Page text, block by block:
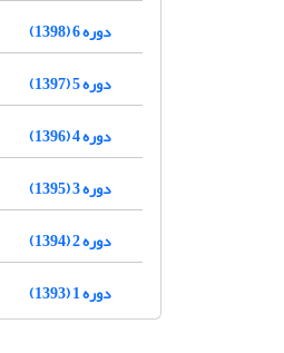
دوره 6 (1398)
دوره 5 (1397)
دوره 4 (1396)
دوره 3 (1395)
دوره 2 (1394)
دوره 1 (1393)